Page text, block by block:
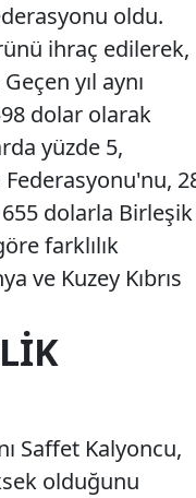
oldu.
ihraç edilerek,
yıl aynı
dolar olarak
yüzde 5,
dolarla Birleşik
farklılık
ve Kuzey Kıbrıs
Saffet Kalyoncu,
olduğunu